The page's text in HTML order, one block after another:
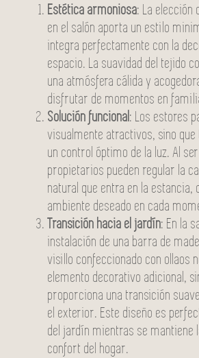
Estética armoniosa: La elección
en el salón aporta un estilo
integra perfectamente con la
espacio. La suavidad del tejido
una atmósfera cálida y
disfrutar de momentos en
Solución funcional: Los estores
visualmente atractivos, sino
un control óptimo de la luz. Al
propietarios pueden regular la
natural que entra en la estancia,
ambiente deseado en cada
Transición hacia el jardín: En la
instalación de una barra de
visillo confeccionado con ollaos
elemento decorativo adicional,
proporciona una transición
el exterior. Este diseño es
del jardín mientras se mantiene
confort del hogar.